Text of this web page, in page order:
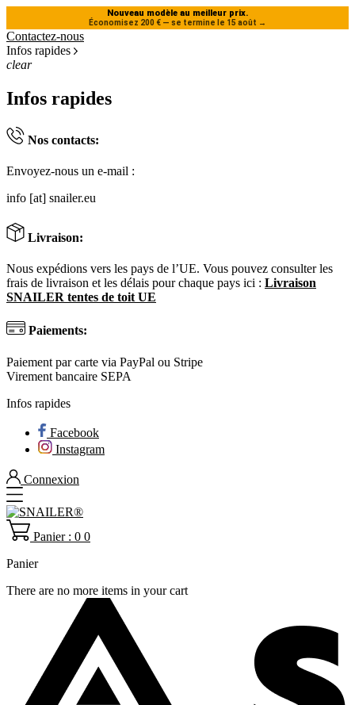
Nouveau modèle au meilleur prix.
Économisez 200 € — se termine le 15 août →
Contactez-nous
Infos rapides
clear
Infos rapides
Nos contacts:
Envoyez-nous un e-mail :
info [at] snailer.eu
Livraison:
Nous expédions vers les pays de l’UE. Vous pouvez consulter les
frais de livraison et les délais pour chaque pays ici : Livraison
SNAILER tentes de toit UE
Paiements:
Paiement par carte via PayPal ou Stripe
Virement bancaire SEPA
Infos rapides
Facebook
Instagram
Connexion
Panier : 0 0
Panier
There are no more items in your cart